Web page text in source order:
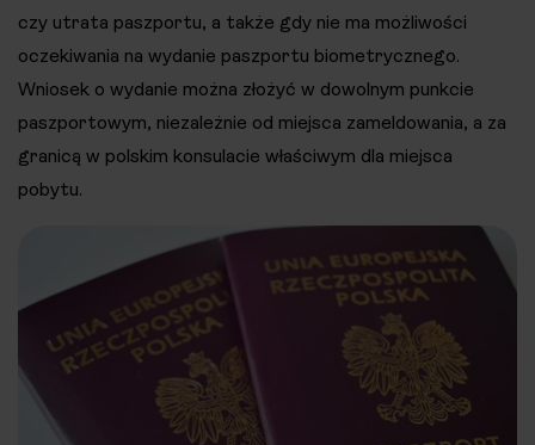
czy utrata paszportu, a także gdy nie ma możliwości
oczekiwania na wydanie paszportu biometrycznego.
Wniosek o wydanie można złożyć w dowolnym punkcie
paszportowym, niezależnie od miejsca zameldowania, a za
granicą w polskim konsulacie właściwym dla miejsca
pobytu.